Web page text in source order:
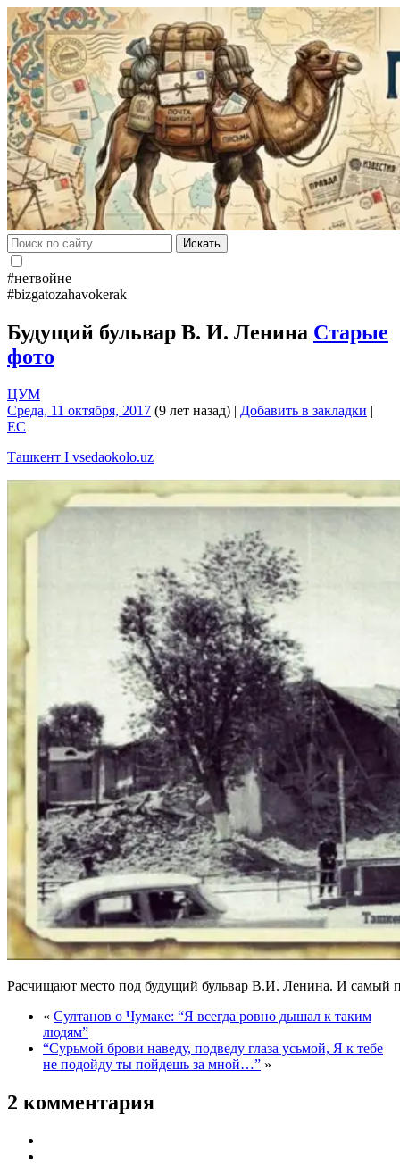
Искать
#нетвойне
#bizgatozahavokerak
Будущий бульвар В. И. Ленина Старые
фото
ЦУМ
Среда, 11 октября, 2017 (9 лет назад) | Добавить в закладки |
EC
Ташкент I vsedaokolo.uz
Расчищают место под будущий бульвар В.И. Ленина. И самый
« Султанов о Чумаке: “Я всегда ровно дышал к таким
людям”
“Сурьмой брови наведу, подведу глаза усьмой, Я к тебе
не подойду ты пойдешь за мной…” »
2 комментария